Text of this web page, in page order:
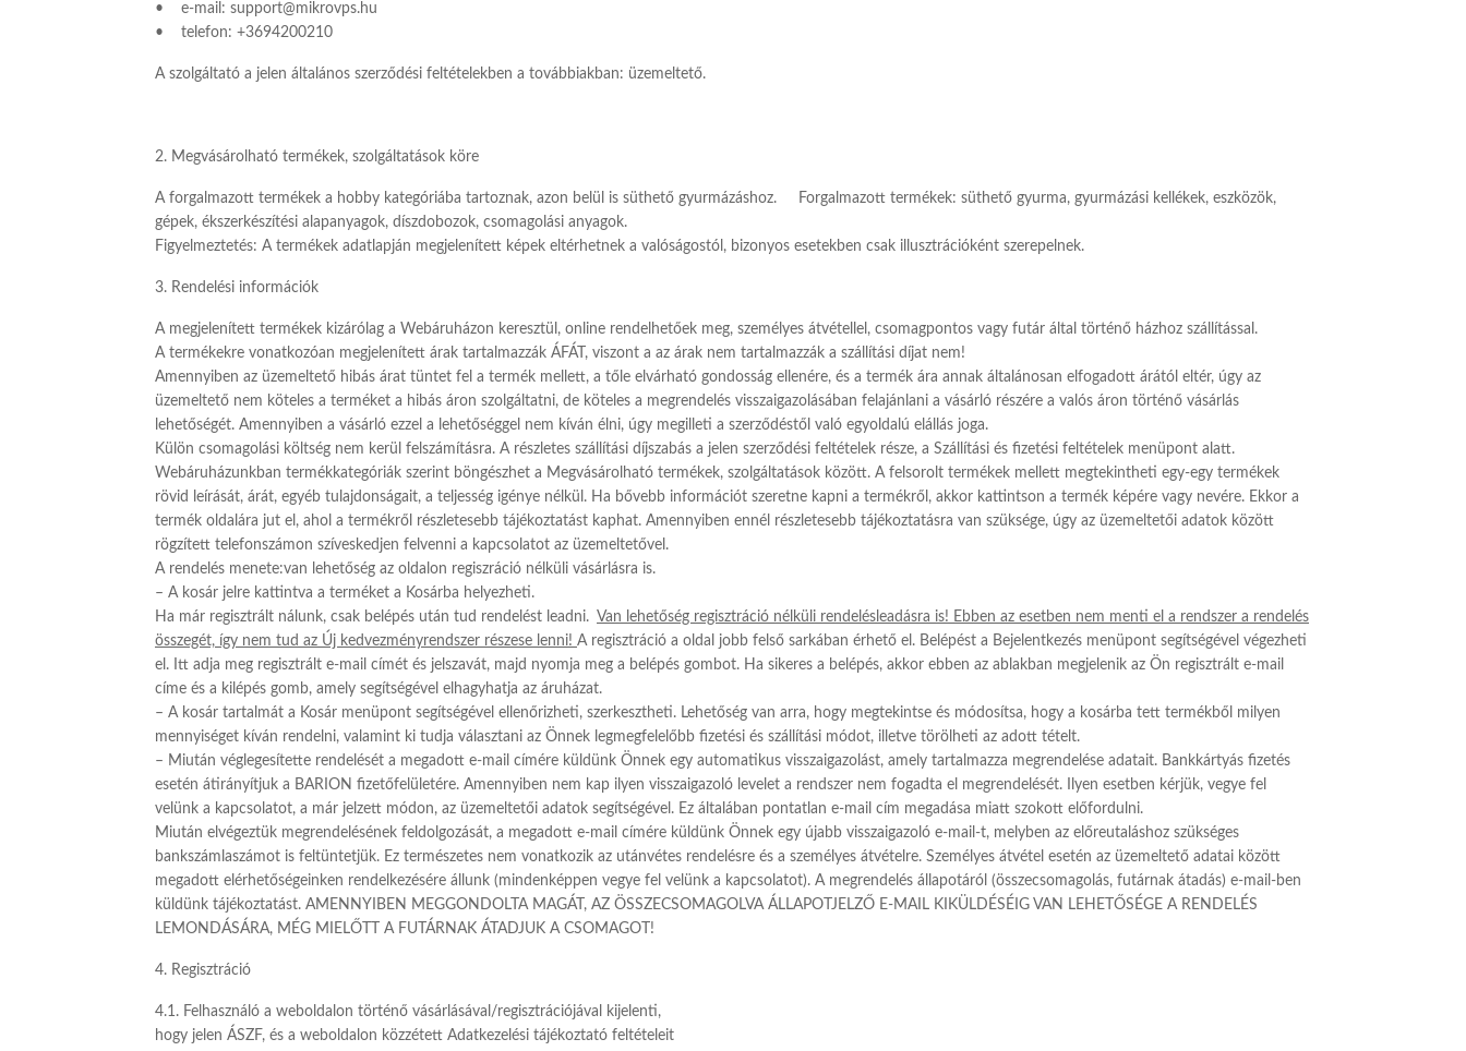
• e-mail: support@mikrovps.hu
• telefon: +3694200210
A szolgáltató a jelen általános szerződési feltételekben a továbbiakban: üzemeltető.
2. Megvásárolható termékek, szolgáltatások köre
A forgalmazott termékek a hobby kategóriába tartoznak, azon belül is süthető gyurmázáshoz. Forgalmazott termékek: süthető gyurma, gyurmázási kellékek, eszközök,
gépek, ékszerkészítési alapanyagok, díszdobozok, csomagolási anyagok.
Figyelmeztetés: A termékek adatlapján megjelenített képek eltérhetnek a valóságostól, bizonyos esetekben csak illusztrációként szerepelnek.
3. Rendelési információk
A megjelenített termékek kizárólag a Webáruházon keresztül, online rendelhetőek meg, személyes átvétellel, csomagpontos vagy futár által történő házhoz szállítással.
A termékekre vonatkozóan megjelenített árak tartalmazzák ÁFÁT, viszont a az árak nem tartalmazzák a szállítási díjat nem!
Amennyiben az üzemeltető hibás árat tüntet fel a termék mellett, a tőle elvárható gondosság ellenére, és a termék ára annak általánosan elfogadott árától eltér, úgy az
üzemeltető nem köteles a terméket a hibás áron szolgáltatni, de köteles a megrendelés visszaigazolásában felajánlani a vásárló részére a valós áron történő vásárlás
lehetőségét. Amennyiben a vásárló ezzel a lehetőséggel nem kíván élni, úgy megilleti a szerződéstől való egyoldalú elállás joga.
Külön csomagolási költség nem kerül felszámításra. A részletes szállítási díjszabás a jelen szerződési feltételek része, a Szállítási és fizetési feltételek menüpont alatt.
Webáruházunkban termékkategóriák szerint böngészhet a Megvásárolható termékek, szolgáltatások között. A felsorolt termékek mellett megtekintheti egy-egy termékek
rövid leírását, árát, egyéb tulajdonságait, a teljesség igénye nélkül. Ha bővebb információt szeretne kapni a termékről, akkor kattintson a termék képére vagy nevére. Ekkor a
termék oldalára jut el, ahol a termékről részletesebb tájékoztatást kaphat. Amennyiben ennél részletesebb tájékoztatásra van szüksége, úgy az üzemeltetői adatok között
rögzített telefonszámon szíveskedjen felvenni a kapcsolatot az üzemeltetővel.
A rendelés menete:van lehetőség az oldalon regiszráció nélküli vásárlásra is.
– A kosár jelre kattintva a terméket a Kosárba helyezheti.
Ha már regisztrált nálunk, csak belépés után tud rendelést leadni. Van lehetőség regisztráció nélküli rendelésleadásra is! Ebben az esetben nem menti el a rendszer a rendelés
összegét, így nem tud az Új kedvezményrendszer részese lenni! A regisztráció a oldal jobb felső sarkában érhető el. Belépést a Bejelentkezés menüpont segítségével végezheti
el. Itt adja meg regisztrált e-mail címét és jelszavát, majd nyomja meg a belépés gombot. Ha sikeres a belépés, akkor ebben az ablakban megjelenik az Ön regisztrált e-mail
címe és a kilépés gomb, amely segítségével elhagyhatja az áruházat.
– A kosár tartalmát a Kosár menüpont segítségével ellenőrizheti, szerkesztheti. Lehetőség van arra, hogy megtekintse és módosítsa, hogy a kosárba tett termékből milyen
mennyiséget kíván rendelni, valamint ki tudja választani az Önnek legmegfelelőbb fizetési és szállítási módot, illetve törölheti az adott tételt.
– Miután véglegesítette rendelését a megadott e-mail címére küldünk Önnek egy automatikus visszaigazolást, amely tartalmazza megrendelése adatait. Bankkártyás fizetés
esetén átirányítjuk a BARION fizetőfelületére. Amennyiben nem kap ilyen visszaigazoló levelet a rendszer nem fogadta el megrendelését. Ilyen esetben kérjük, vegye fel
velünk a kapcsolatot, a már jelzett módon, az üzemeltetői adatok segítségével. Ez általában pontatlan e-mail cím megadása miatt szokott előfordulni.
Miután elvégeztük megrendelésének feldolgozását, a megadott e-mail címére küldünk Önnek egy újabb visszaigazoló e-mail-t, melyben az előreutaláshoz szükséges
bankszámlaszámot is feltüntetjük. Ez természetes nem vonatkozik az utánvétes rendelésre és a személyes átvételre. Személyes átvétel esetén az üzemeltető adatai között
megadott elérhetőségeinken rendelkezésére állunk (mindenképpen vegye fel velünk a kapcsolatot). A megrendelés állapotáról (összecsomagolás, futárnak átadás) e-mail-ben
küldünk tájékoztatást. AMENNYIBEN MEGGONDOLTA MAGÁT, AZ ÖSSZECSOMAGOLVA ÁLLAPOTJELZŐ E-MAIL KIKÜLDÉSÉIG VAN LEHETŐSÉGE A RENDELÉS
LEMONDÁSÁRA, MÉG MIELŐTT A FUTÁRNAK ÁTADJUK A CSOMAGOT!
4. Regisztráció
4.1. Felhasználó a weboldalon történő vásárlásával/regisztrációjával kijelenti,
hogy jelen ÁSZF, és a weboldalon közzétett Adatkezelési tájékoztató feltételeit